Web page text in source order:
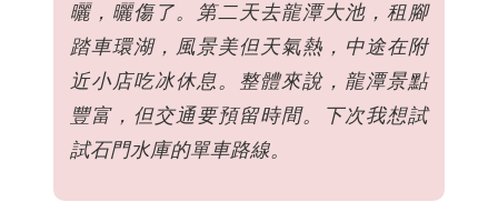
曬，曬傷了。第二天去龍潭大池，租腳
踏車環湖，風景美但天氣熱，中途在附
近小店吃冰休息。整體來說，龍潭景點
豐富，但交通要預留時間。下次我想試
試石門水庫的單車路線。